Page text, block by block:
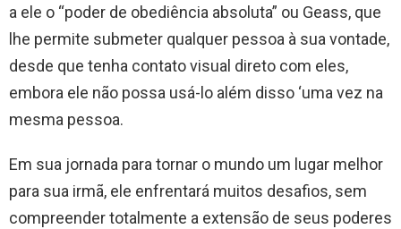
a ele o “poder de obediência absoluta” ou Geass, que
lhe permite submeter qualquer pessoa à sua vontade,
desde que tenha contato visual direto com eles,
embora ele não possa usá-lo além disso ‘uma vez na
mesma pessoa.
Em sua jornada para tornar o mundo um lugar melhor
para sua irmã, ele enfrentará muitos desafios, sem
compreender totalmente a extensão de seus poderes